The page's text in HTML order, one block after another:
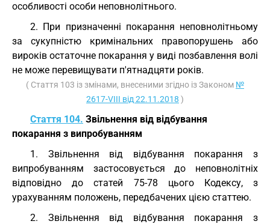
особливості особи неповнолітнього.
2. При призначенні покарання неповнолітньому
за сукупністю кримінальних правопорушень або
вироків остаточне покарання у виді позбавлення волі
не може перевищувати п'ятнадцяти років.
( Стаття 103 із змінами, внесеними згідно із Законом №
2617-VIII від 22.11.2018 )
Стаття 104. Звільнення від відбування
покарання з випробуванням
1. Звільнення від відбування покарання з
випробуванням застосовується до неповнолітніх
відповідно до статей 75-78 цього Кодексу, з
урахуванням положень, передбачених цією статтею.
2. Звільнення від відбування покарання з